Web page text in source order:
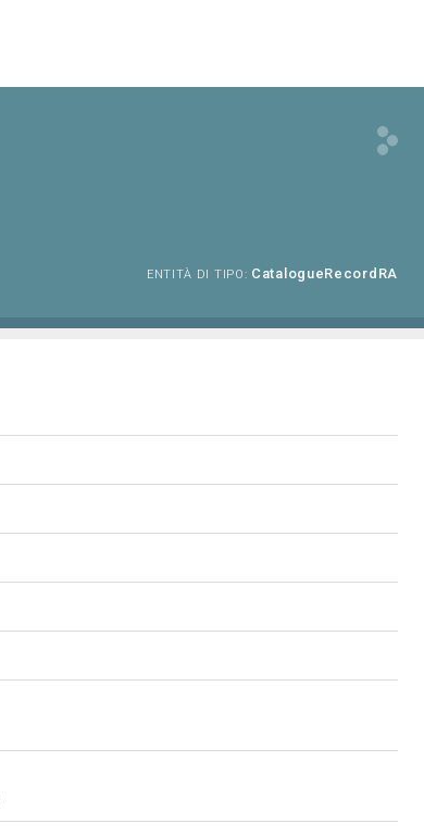
ENTITÀ DI TIPO: CatalogueRecordRA